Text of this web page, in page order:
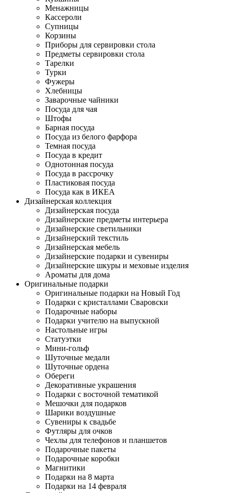
Менажницы
Кассероли
Супницы
Корзины
Приборы для сервировки стола
Предметы сервировки стола
Тарелки
Турки
Фужеры
Хлебницы
Заварочные чайники
Посуда для чая
Штофы
Барная посуда
Посуда из белого фарфора
Темная посуда
Посуда в кредит
Однотонная посуда
Посуда в рассрочку
Пластиковая посуда
Посуда как в ИКЕА
Дизайнерская коллекция
Дизайнерская посуда
Дизайнерские предметы интерьера
Дизайнерские светильники
Дизайнерский текстиль
Дизайнерская мебель
Дизайнерские подарки и сувениры
Дизайнерские шкуры и меховые изделия
Ароматы для дома
Оригинальные подарки
Оригинальные подарки на Новый Год
Подарки с кристаллами Сваровски
Подарочные наборы
Подарки учителю на выпускной
Настольные игры
Статуэтки
Мини-гольф
Шуточные медали
Шуточные ордена
Обереги
Декоративные украшения
Подарки с восточной тематикой
Мешочки для подарков
Шарики воздушные
Сувениры к свадьбе
Футляры для очков
Чехлы для телефонов и планшетов
Подарочные пакеты
Подарочные коробки
Магнитики
Подарки на 8 марта
Подарки на 14 февраля